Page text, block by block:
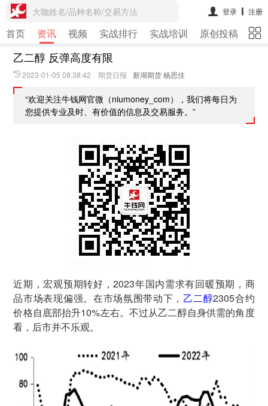
大咖姓名/品种名称/交易方法 登录 注册
首页 资讯 视频 实战排行 实战培训 原创投稿 期
乙二醇 反弹高度有限
2023-01-05 08:38:42 期货日报 新湖期货 杨思佳
“欢迎关注牛钱网官微（niumoney_com），我们将每日为
您提供专业及时、有价值的信息及交易服务。”
近期，宏观预期转好，2023年国内需求有回暖预期，商
品市场表现偏强。在市场氛围带动下， 乙二醇2305合约
价格自底部抬升10%左右。不过从乙二醇自身供需的角度
看，后市并不乐观。